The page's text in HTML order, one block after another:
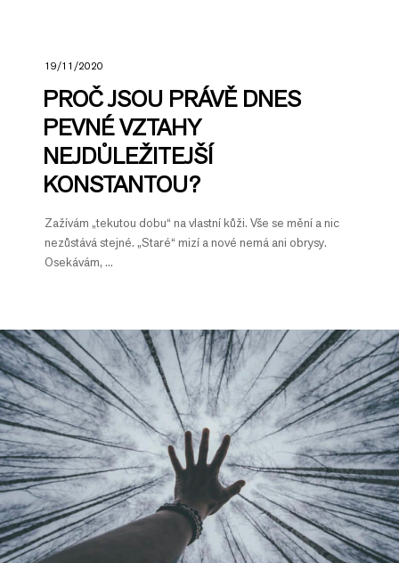
19/11/2020
PROČ JSOU PRÁVĚ DNES
PEVNÉ VZTAHY
NEJDŮLEŽITEJŠÍ
KONSTANTOU?
Zažívám „tekutou dobu“ na vlastní kůži. Vše se mění a nic
nezůstává stejné. „Staré“ mizí a nové nemá ani obrysy.
Osekávám, ...